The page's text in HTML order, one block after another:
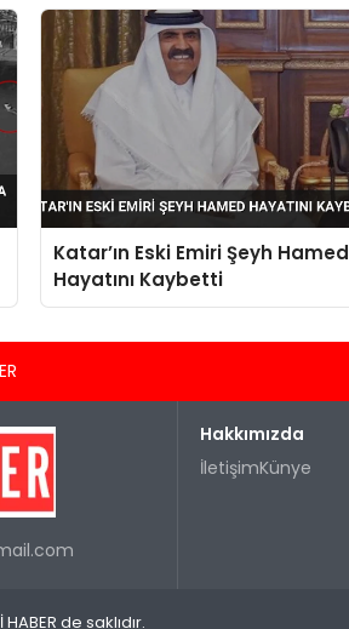
Katar’ın Eski Emiri Şeyh Hamed
Hayatını Kaybetti
Hakkımızda
İletişimKünye
de saklıdır.